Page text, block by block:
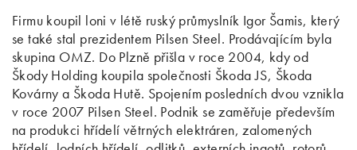
Firmu koupil loni v létě ruský průmyslník Igor Šamis, který
se také stal prezidentem Pilsen Steel. Prodávajícím byla
skupina OMZ. Do Plzně přišla v roce 2004, kdy od
Škody Holding koupila společnosti Škoda JS, Škoda
Kovárny a Škoda Hutě. Spojením posledních dvou vznikla
v roce 2007 Pilsen Steel. Podnik se zaměřuje především
na produkci hřídelí větrných elektráren, zalomených